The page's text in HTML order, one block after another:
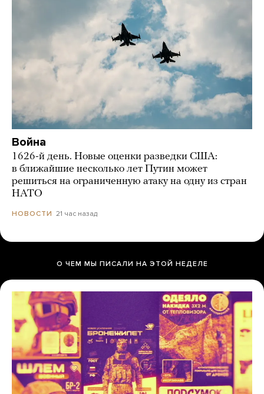
Война
1626-й день. Новые оценки разведки США:
в ближайшие несколько лет Путин может
решиться на ограниченную атаку на одну из стран
НАТО
НОВОСТИ 21 час назад
О ЧЕМ МЫ ПИСАЛИ НА ЭТОЙ НЕДЕЛЕ